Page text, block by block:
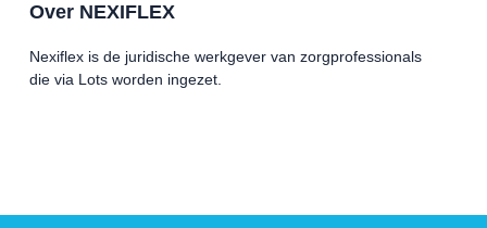
Over NEXIFLEX
Nexiflex is de juridische werkgever van zorgprofessionals
die via Lots worden ingezet.